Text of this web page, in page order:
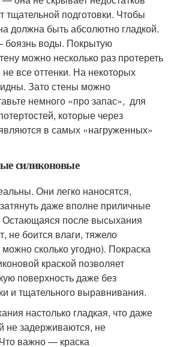
тщательной подготовки. Чтобы
должна быть абсолютно гладкой.
боязнь воды. Покрытую
можно несколько раз протереть
все оттенки. На некоторых
Зато стены можно
немного «про запас», для
которые через
в самых «нагруженных»
силиконовые
Они легко наносятся,
даже вполне приличные
после высыхания
не боится влаги, тяжело
сколько угодно). Покраска
краской позволяет
поверхность даже без
и тщательного выравнивания.
настолько гладкая, что даже
не задерживаются, не
важно — краска